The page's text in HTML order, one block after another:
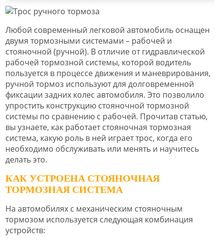
Любой современный легковой автомобиль оснащен
двумя тормозными системами – рабочей и
стояночной (ручной). В отличие от гидравлической
рабочей тормозной системы, которой водитель
пользуется в процессе движения и маневрирования,
ручной тормоз используют для долговременной
фиксации задних колес автомобиля. Это позволило
упростить конструкцию стояночной тормозной
системы по сравнению с рабочей. Прочитав статью,
вы узнаете, как работает стояночная тормозная
система, какую роль в ней играет трос, когда его
необходимо обслуживать или менять и научитесь
делать это.
КАК УСТРОЕНА СТОЯНОЧНАЯ
ТОРМОЗНАЯ СИСТЕМА
На автомобилях с механическим стояночным
тормозом используется следующая комбинация
устройств: